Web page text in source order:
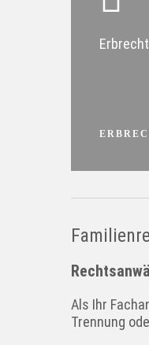
Erbrecht
Als Ihr
Trennung